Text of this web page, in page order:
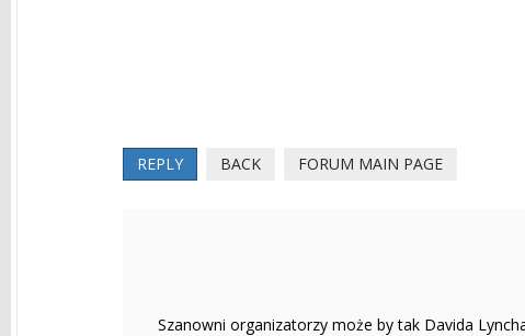
REPLY BACK FORUM MAIN PAGE
Szanowni organizatorzy może by tak Davida